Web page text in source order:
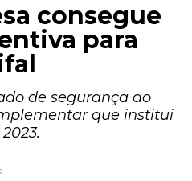
consegue
para
de segurança ao
que institui